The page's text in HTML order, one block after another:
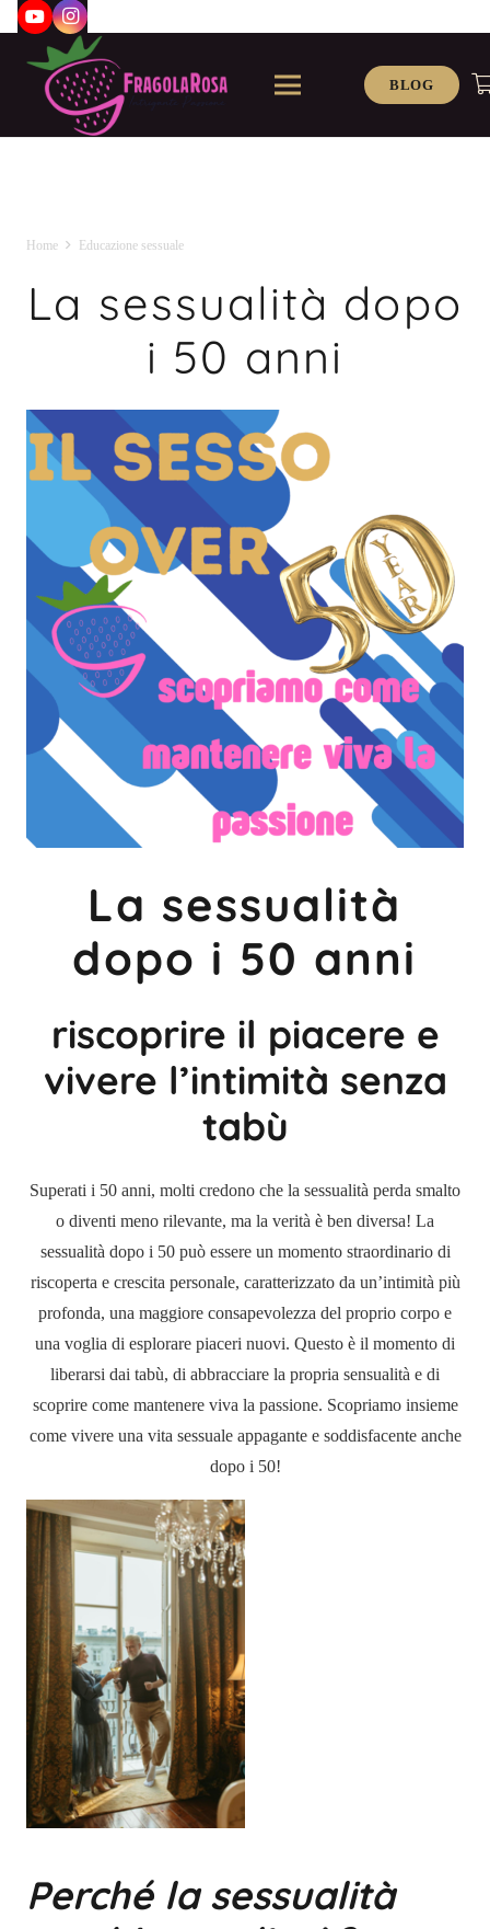
BLOG
Home Educazione sessuale
La sessualità dopo
i 50 anni
La sessualità
dopo i 50 anni
riscoprire il piacere e
vivere l’intimità senza
tabù
Superati i 50 anni, molti credono che la sessualità perda smalto
o diventi meno rilevante, ma la verità è ben diversa! La
sessualità dopo i 50 può essere un momento straordinario di
riscoperta e crescita personale, caratterizzato da un’intimità più
profonda, una maggiore consapevolezza del proprio corpo e
una voglia di esplorare piaceri nuovi. Questo è il momento di
liberarsi dai tabù, di abbracciare la propria sensualità e di
scoprire come mantenere viva la passione. Scopriamo insieme
come vivere una vita sessuale appagante e soddisfacente anche
dopo i 50!
Perché la sessualità